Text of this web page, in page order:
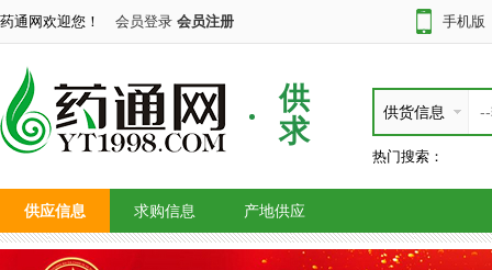
药通网欢迎您！ 会员登录 会员注册 手机版
供
求
供货信息
热门搜索：
供应信息 求购信息 产地供应